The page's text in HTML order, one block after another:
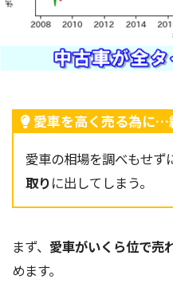
愛車を高く売る為に…
愛車の相場を調べもせず
取りに出してしまう。
まず、 愛車がいくら位で売
めます。